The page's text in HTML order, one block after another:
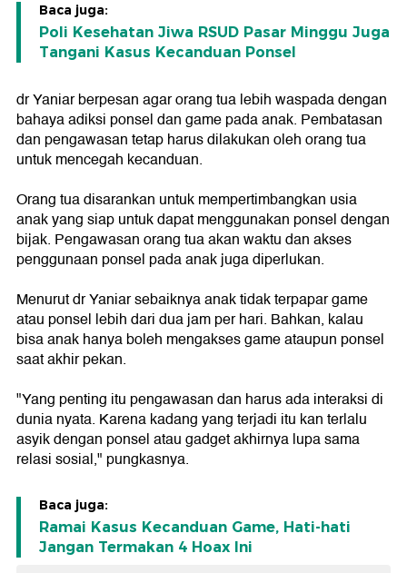
Baca juga:
Poli Kesehatan Jiwa RSUD Pasar Minggu Juga
Tangani Kasus Kecanduan Ponsel
dr Yaniar berpesan agar orang tua lebih waspada dengan
bahaya adiksi ponsel dan game pada anak. Pembatasan
dan pengawasan tetap harus dilakukan oleh orang tua
untuk mencegah kecanduan.
Orang tua disarankan untuk mempertimbangkan usia
anak yang siap untuk dapat menggunakan ponsel dengan
bijak. Pengawasan orang tua akan waktu dan akses
penggunaan ponsel pada anak juga diperlukan.
Menurut dr Yaniar sebaiknya anak tidak terpapar game
atau ponsel lebih dari dua jam per hari. Bahkan, kalau
bisa anak hanya boleh mengakses game ataupun ponsel
saat akhir pekan.
"Yang penting itu pengawasan dan harus ada interaksi di
dunia nyata. Karena kadang yang terjadi itu kan terlalu
asyik dengan ponsel atau gadget akhirnya lupa sama
relasi sosial," pungkasnya.
Baca juga:
Ramai Kasus Kecanduan Game, Hati-hati
Jangan Termakan 4 Hoax Ini